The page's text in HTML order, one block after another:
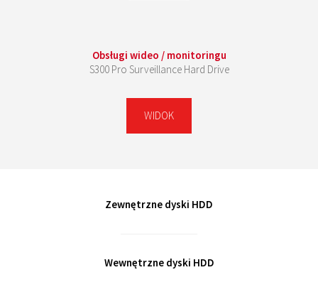
Obsługi wideo / monitoringu
S300 Pro Surveillance Hard Drive
WIDOK
Zewnętrzne dyski HDD
Wewnętrzne dyski HDD